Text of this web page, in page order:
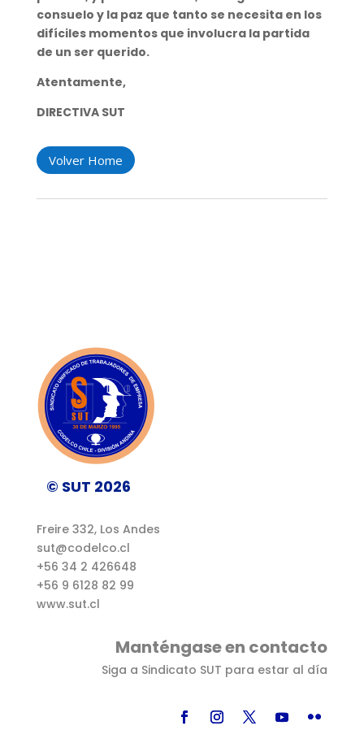
consuelo y la paz que tanto se necesita en los
difíciles momentos que involucra la partida
de un ser querido.
Atentamente,
DIRECTIVA SUT
Volver Home
© SUT 2026
Freire 332, Los Andes
sut@codelco.cl
+56 34 2 426648
+56 9 6128 82 99
www.sut.cl
Manténgase en contacto
Siga a Sindicato SUT para estar al día